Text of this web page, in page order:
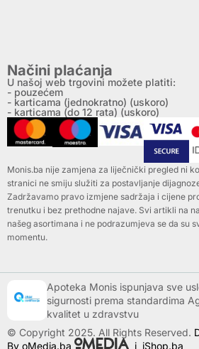
Načini plaćanja
U našoj web trgovini možete platiti:
- pouzećem
- karticama (jednokratno) (uskoro)
- karticama (do 12 rata) (uskoro)
Monis.ba nije zamjena za liječnički pregled ni
stranici ne smiju služiti za postavljanje
Zadržavamo pravo izmjene sadržaja i cijene
trenutku i bez prethodne najave. Svi artikli na
našeg asortimana i ne podrazumjeva se da su
momentu.
Apoteka Monis ispunjava sve
sigurnosti prema standardima
kvalitet u zdravstvu
© Copyright 2025. All Rights Reserved.
By oMedia.ba
i iShop.ba